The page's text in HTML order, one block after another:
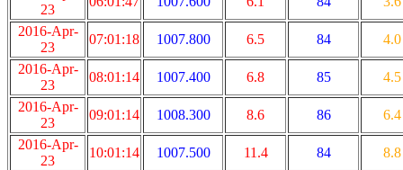
23
2016-Apr-
23
07:01:18 1007.800 6.5 84
4.0
2016-Apr-
23
08:01:14 1007.400 6.8 85
4.5
2016-Apr-
23
09:01:14 1008.300 8.6 86
6.4
2016-Apr-
23
10:01:14 1007.500 11.4 84
8.8